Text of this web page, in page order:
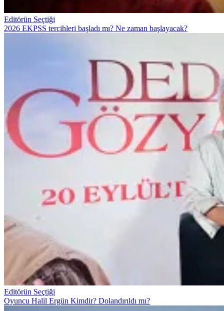
Editörün Seçtiği
2026 EKPSS tercihleri başladı mı? Ne zaman başlayacak?
Editörün Seçtiği
Oyuncu Halil Ergün Kimdir? Dolandırıldı mı?